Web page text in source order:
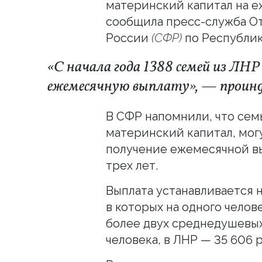
материнский капитал на
сообщила пресс-служба
России (СФР) по
«С начала года 1388 семей из
ежемесячную выплату», —
В СФР напомнили, что
материнский капитал,
получение ежемесячной
трех лет.
Выплата
в которых на одного
более двух
человека, в ЛНР — 35 606